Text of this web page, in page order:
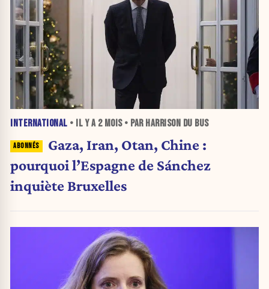
INTERNATIONAL • IL Y A 2 MOIS• PAR HARRISON DU BUS
Gaza, Iran, Otan, Chine :
pourquoi l’Espagne de Sánchez
inquiète Bruxelles